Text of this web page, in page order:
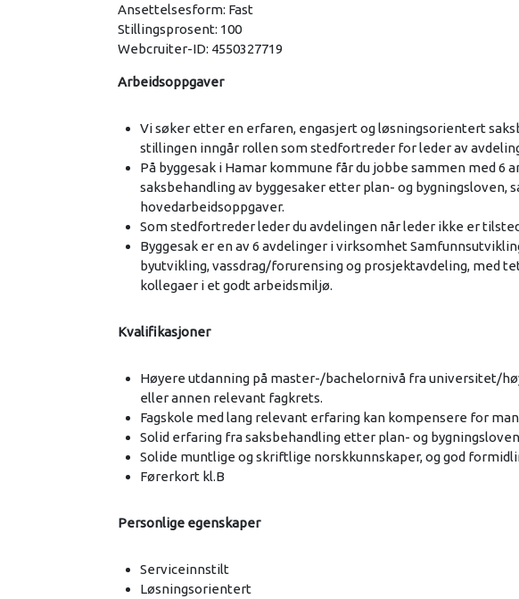
Ansettelsesform: Fast
Stillingsprosent: 100
Webcruiter-ID: 4550327719
Arbeidsoppgaver
Vi søker etter en erfaren, engasjert og løsningsorientert
stillingen inngår rollen som stedfortreder for leder av
På byggesak i Hamar kommune får du jobbe sammen med 6
saksbehandling av byggesaker etter plan- og bygningsloven,
hovedarbeidsoppgaver.
Som stedfortreder leder du avdelingen når leder ikke er
Byggesak er en av 6 avdelinger i virksomhet
byutvikling, vassdrag/forurensing og prosjektavdeling, med
kollegaer i et godt arbeidsmiljø.
Kvalifikasjoner
Høyere utdanning på master-/bachelornivå fra universitet/
eller annen relevant fagkrets.
Fagskole med lang relevant erfaring kan kompensere for
Solid erfaring fra saksbehandling etter plan- og
Solide muntlige og skriftlige norskkunnskaper, og god
Førerkort kl.B
Personlige egenskaper
Serviceinnstilt
Løsningsorientert